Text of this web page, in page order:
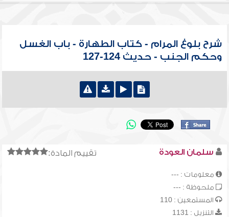
شرح بلوغ المرام - كتاب الطهارة - باب الغسل
وحكم الجنب - حديث 124-127
تقييم المادة: سلمان العودة
معلومات : ---
ملحوظة : ---
المستمعين : 110
التنزيل : 1131